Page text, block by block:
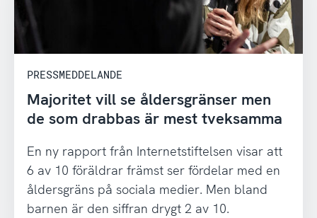
PRESSMEDDELANDE
Majoritet vill se åldersgränser men
de som drabbas är mest tveksamma
En ny rapport från Internetstiftelsen visar att
6 av 10 föräldrar främst ser fördelar med en
åldersgräns på sociala medier. Men bland
barnen är den siffran drygt 2 av 10.